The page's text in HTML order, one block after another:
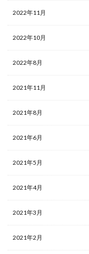
2022年11月
2022年10月
2022年8月
2021年11月
2021年8月
2021年6月
2021年5月
2021年4月
2021年3月
2021年2月